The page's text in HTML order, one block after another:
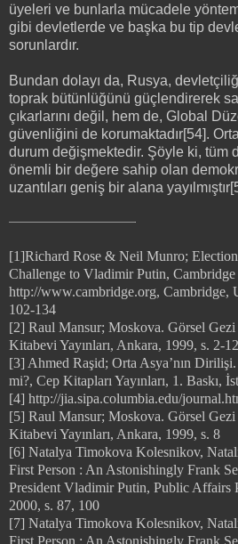
üyeleri ve bunlarla mücadele
gibi devletlerde ve başka bu tip
sorunlardır.
Bundan dolayı da, Rusya,
toprak bütünlüğünü güçlendirerek
çıkarlarını değil, hem de, Global
güvenliğini de korumaktadır[54].
durum değişmektedir. Şöyle ki, tüm
önemli bir değere sahip olan
uzantıları geniş bir alana
[1]Richard Rose & Neil Munro;
Challenge to Vladimir Putin, Cambridge
http://www.cambridge.org, Cambridge,
102-134
[2] Raul Mansur; Moskova. Görsel
Kitabevi Yayınları, Ankara, 1999, s. 2-
[3] Ahmed Raşid; Orta Asya’nın
mi?, Cep Kitapları Yayınları, 1. Baskı,
[4] http://jia.sipa.columbia.edu/
[5] Raul Mansur; Moskova. Görsel
Kitabevi Yayınları, Ankara, 1999, s. 8
[6] Natalya Timokova Kolesnikov,
First Person : An Astonishingly Frank
President Vladimir Putin, Public Affairs
2000, s. 87, 100
[7] Natalya Timokova Kolesnikov,
First Person : An Astonishingly Frank